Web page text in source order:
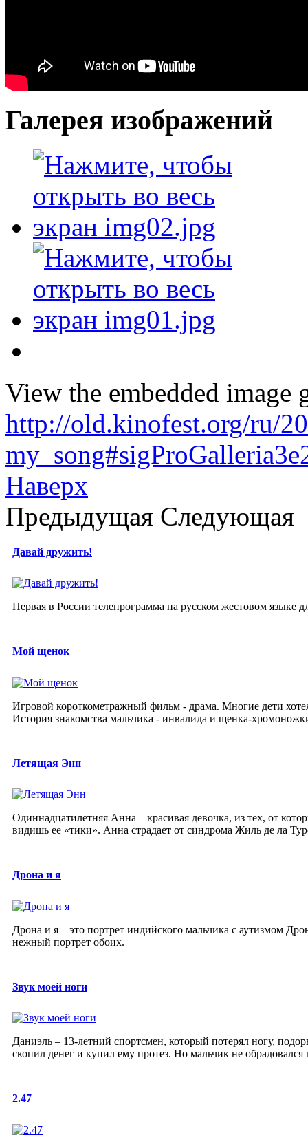
Галерея изображений
View the embedded image
http://old.kinofest.org/ru/
Наверх
Предыдущая Следующая
Давай дружить!
Первая в России телепрограмма на русском жестовом языке
Мой щенок
Игровой короткометражный фильм - драма. Многие дети
История знакомства мальчика - инвалида и щенка-
Летящая Энн
Одиннадцатилетняя Анна – красивая девочка, из тех, от
видишь ее «тики». Анна страдает от синдрома Жиль де ла
Дрона и я
Дрона и я – это портрет индийского мальчика с аутизмом
нежный портрет обоих.
Звук моей ноги
Даниэль – 13-летний спортсмен, который потерял ногу,
скопил денег и купил ему протез. Но мальчик не
2.47